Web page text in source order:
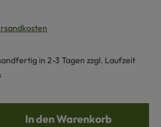
in 2-3 Tagen zzgl. Laufzeit
Gib den gewünschten
In den Warenkorb